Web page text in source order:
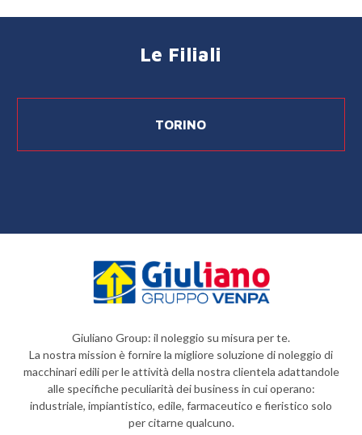
Le Filiali
TORINO
Giuliano Group: il noleggio su misura per te.
La nostra mission è fornire la migliore soluzione di noleggio di
macchinari edili per le attività della nostra clientela adattandole
alle specifiche peculiarità dei business in cui operano:
industriale, impiantistico, edile, farmaceutico e fieristico solo
per citarne qualcuno.